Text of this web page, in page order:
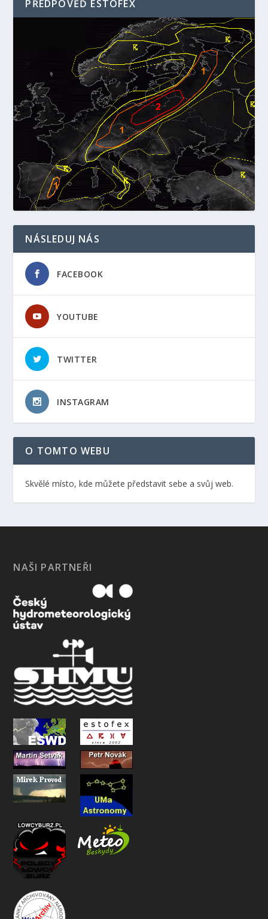
PŘEDPOVĚĎ ESTOFEX
NÁSLEDUJ NÁS
FACEBOOK
YOUTUBE
TWITTER
INSTAGRAM
O TOMTO WEBU
Skvělé místo, kde můžete představit sebe a svůj web.
NAŠI PARTNEŘI